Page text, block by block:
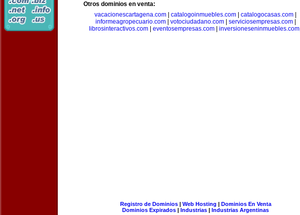
Otros dominios en venta:
vacacionescartagena.com
catalogoinmuebles.com catalogocasas.com
informeagropecuario.com| votociudadano.com| serviciosempresas.com|
librosinteractivos.com| eventosempresas.com| inversioneseninmuebles.com|
Registro de Dominios| Web Hosting | Dominios En Venta
Dominios Expirados | Industrias | Industrias Argentinas